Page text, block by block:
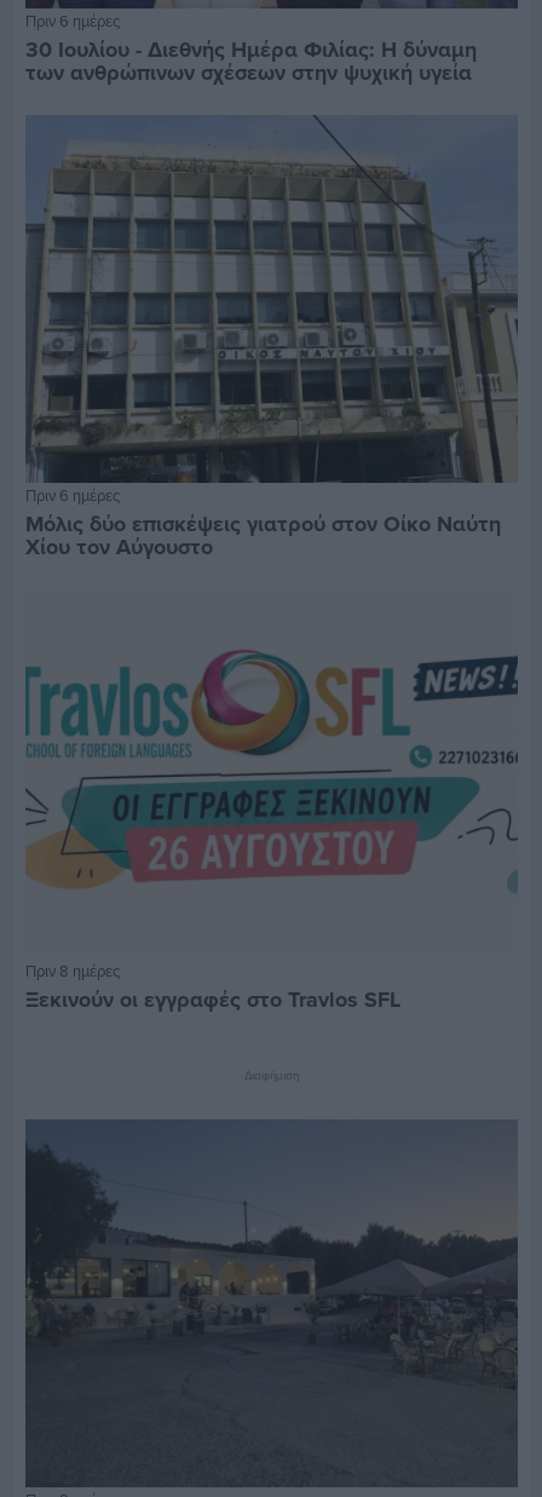
Πριν 6 ημέρες
30 Ιουλίου - Διεθνής Ημέρα Φιλίας: Η δύναμη
των ανθρώπινων σχέσεων στην ψυχική υγεία
Πριν 6 ημέρες
Μόλις δύο επισκέψεις γιατρού στον Οίκο Ναύτη
Χίου τον Αύγουστο
Πριν 8 ημέρες
Ξεκινούν οι εγγραφές στο Travlos SFL
Διαφήμιση